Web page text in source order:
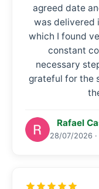
agreed date
was delivered
which I found
constant
necessary
grateful for the
Rafael
28/07/2026